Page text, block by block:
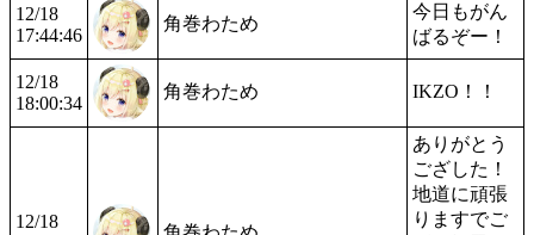
12/18
17:44:46
角巻わため
今日もがん
ばるぞー！
12/18
18:00:34
角巻わため IKZO！！
12/18
ありがとう
ござした！
地道に頑張
りますでご